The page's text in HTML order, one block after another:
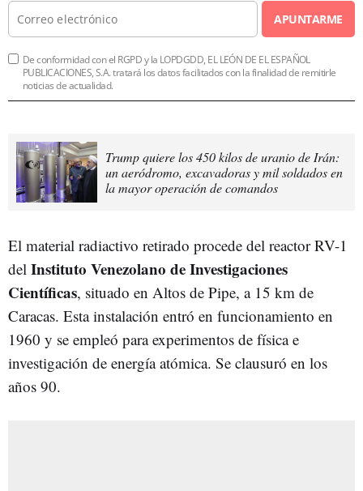
APUNTARME
De conformidad con el RGPD y la LOPDGDD, EL LEÓN DE EL ESPAÑOL
PUBLICACIONES, S.A. tratará los datos facilitados con la finalidad de remitirle
noticias de actualidad.
Trump quiere los 450 kilos de uranio de Irán:
un aeródromo, excavadoras y mil soldados en
la mayor operación de comandos
El material radiactivo retirado procede del reactor RV-1
del Instituto Venezolano de Investigaciones
Científicas, situado en Altos de Pipe, a 15 km de
Caracas. Esta instalación entró en funcionamiento en
1960 y se empleó para experimentos de física e
investigación de energía atómica. Se clausuró en los
años 90.